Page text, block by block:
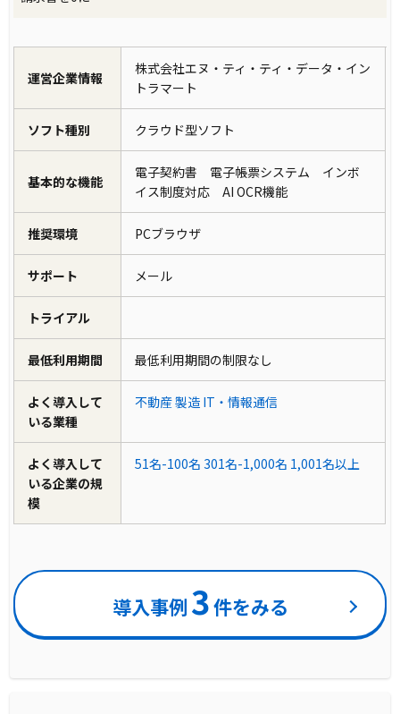
運営企業情報
株式会社エヌ・ティ・ティ・データ・イン
トラマート
ソフト種別 クラウド型ソフト
基本的な機能
電子契約書 電子帳票システム インボ
イス制度対応 AI OCR機能
推奨環境 PCブラウザ
サポート メール
トライアル
最低利用期間 最低利用期間の制限なし
よく導入して
いる業種
不動産製造 IT・情報通信
よく導入して
いる企業の規
模
51名-100名 301名-1,000名 1,001名以上
導入事例 3件をみる